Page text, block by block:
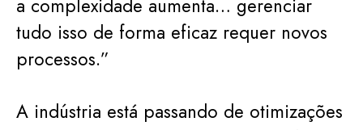
a complexidade aumenta… gerenciar
tudo isso de forma eficaz requer novos
processos.”
A indústria está passando de otimizações